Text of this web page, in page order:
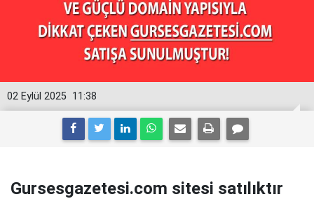
11:38
02 Eylül 2025
Gursesgazetesi.com sitesi satılıktır